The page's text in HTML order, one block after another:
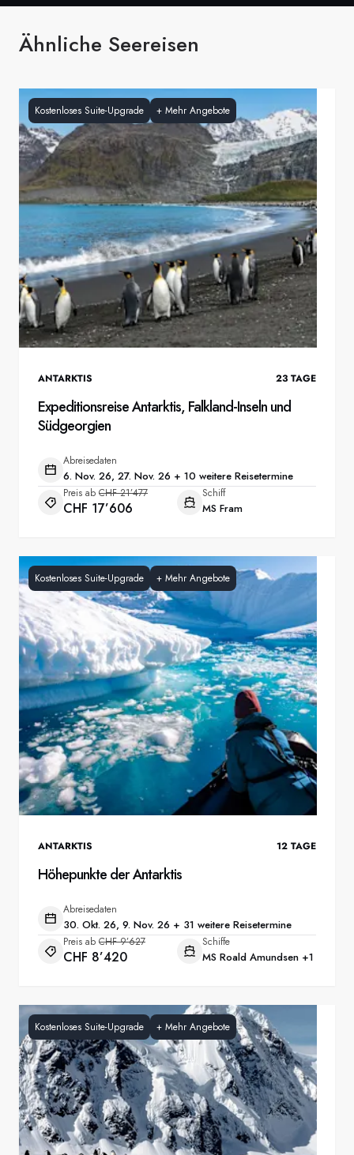
Ähnliche Seereisen
Kostenloses Suite-Upgrade + Mehr Angebote
ANTARKTIS 23 TAGE
Expeditionsreise Antarktis, Falkland-Inseln und
Südgeorgien
Abreisedaten
6. Nov. 26, 27. Nov. 26 + 10 weitere Reisetermine
Preis ab CHF 21’477
CHF 17’606
Schiff
MS Fram
Kostenloses Suite-Upgrade + Mehr Angebote
ANTARKTIS 12 TAGE
Höhepunkte der Antarktis
Abreisedaten
30. Okt. 26, 9. Nov. 26 + 31 weitere Reisetermine
Preis ab CHF 9’627
CHF 8’420
Schiffe
MS Roald Amundsen +1
Kostenloses Suite-Upgrade + Mehr Angebote